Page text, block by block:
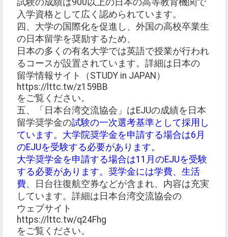
試験の成績は900以上の日本の高等教育機関で
入学資格として広く認められています。
四、大学の国際化を促進し、外国の高校卒業生
の日本留学を奨励するため、
日本の多くの有名大学では英語で授業が行われ
るコースが設置されています。詳細は日本の
留学情報サイト（STUDY in JAPAN）
https://lttc.tw/z159BB
をご覧ください。
五、「日本台湾交流協会」はEJUの成績を日本
留学奨学金の試験の一次選考基準として採用し
ています。大学院奨学金を申請する場合は6月
のEJUを受験する必要があります。
大学奨学金を申請する場合は11月のEJUを受験
する必要があります。奨学金には学費、生活
費、
日台往復航空券などが含まれ、内容は充実
しています。詳細は日本台湾交流協会の
ウェブサイト
https://lttc.tw/q24Fhg
をご覧ください。